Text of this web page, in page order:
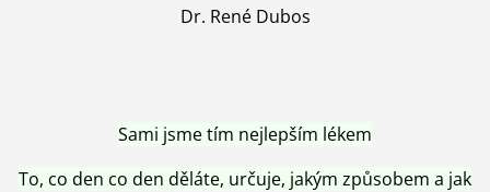
Dr. René Dubos
Sami jsme tím nejlepším lékem
To, co den co den děláte, určuje, jakým způsobem a jak